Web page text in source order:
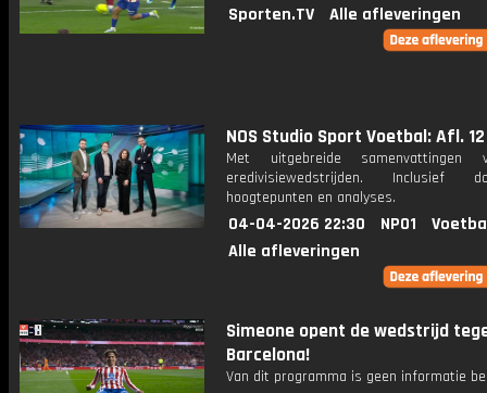
Sporten.TV
Alle afleveringen
NOS Studio Sport Voetbal: Afl. 12
Met uitgebreide samenvattingen
eredivisiewedstrijden. Inclusief
hoogtepunten en analyses.
04-04-2026 22:30 NPO1
Alle afleveringen
Simeone opent de wedstrijd
Barcelona!
Van dit programma is geen informatie